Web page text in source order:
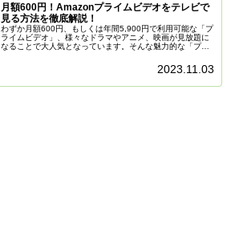
月額600円！Amazonプライムビデオをテレビで
見る方法を徹底解説！
わずか月額600円、もしくは年間5,900円で利用可能な「プ
ライムビデオ」、様々なドラマやアニメ、映画が見放題に
なることで大人気となっています。そんな魅力的な「プラ
2023.11.03